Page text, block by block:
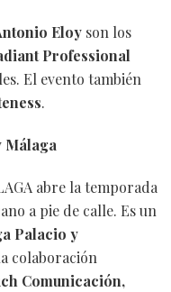
Eloy son los
Professional
El evento también
.
Málaga
abre la temporada
a pie de calle. Es un
Palacio y
colaboración
Comunicación,